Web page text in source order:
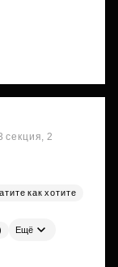
секция, 2
как хотите
Ещё